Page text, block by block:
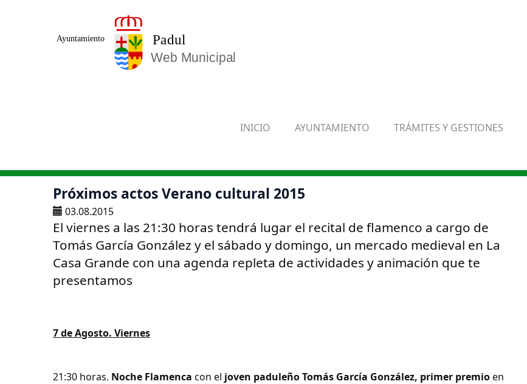
INICIO AYUNTAMIENTO TRÁMITES Y GESTIONES
Próximos actos Verano cultural 2015
03.08.2015
El viernes a las 21:30 horas tendrá lugar el recital de flamenco a cargo de
Tomás García González y el sábado y domingo, un mercado medieval en La
Casa Grande con una agenda repleta de actividades y animación que te
presentamos
7 de Agosto. Viernes
21:30 horas. Noche Flamenca con el joven paduleño Tomás García González, primer premioen